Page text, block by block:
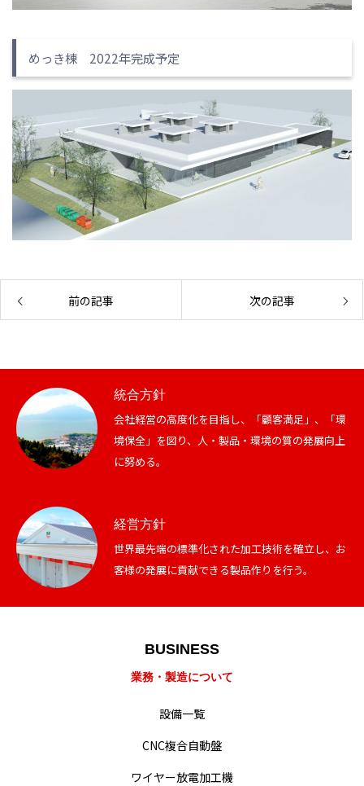
経営・事業方針
統合方針
難削材への取り組み
動画による業務紹介
採用情報
営業拠点
めっき棟 2022年完成予定
前の記事 次の記事
統合方針
会社経営の高度化を目指し、「顧客満足」、「環
境保全」を図り、人・製品・環境の質の発展向上
に努める。
経営方針
世界最先端の標準化された加工技術を確立し、お
客様の発展に貢献できる製品作りを行う。
BUSINESS
業務・製造について
設備一覧
CNC複合自動盤
ワイヤー放電加工機